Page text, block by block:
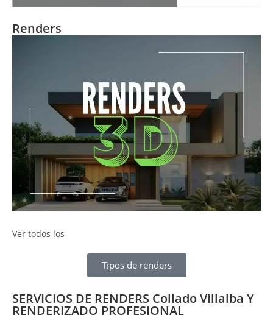
Renders
Ver todos los
Tipos de renders
SERVICIOS DE RENDERS Collado Villalba Y
RENDERIZADO PROFESIONAL